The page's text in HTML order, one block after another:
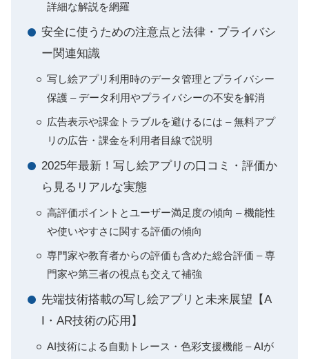
詳細な解説を網羅
安全に使うための注意点と法律・プライバシ
ー関連知識
写し絵アプリ利用時のデータ管理とプライバシー
保護 – データ利用やプライバシーの不安を解消
広告表示や課金トラブルを避けるには – 無料アプ
リの広告・課金を利用者目線で説明
2025年最新！写し絵アプリの口コミ・評価か
ら見るリアルな実態
高評価ポイントとユーザー満足度の傾向 – 機能性
や使いやすさに関する評価の傾向
専門家や教育者からの評価も含めた総合評価 – 専
門家や第三者の視点も交えて補強
先端技術搭載の写し絵アプリと未来展望【A
I・AR技術の応用】
AI技術による自動トレース・色彩支援機能 – AIが